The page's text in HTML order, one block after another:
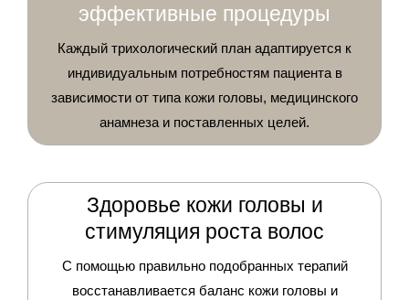
эффективные процедуры
Каждый трихологический план адаптируется к
индивидуальным потребностям пациента в
зависимости от типа кожи головы, медицинского
анамнеза и поставленных целей.
Здоровье кожи головы и
стимуляция роста волос
С помощью правильно подобранных терапий
восстанавливается баланс кожи головы и